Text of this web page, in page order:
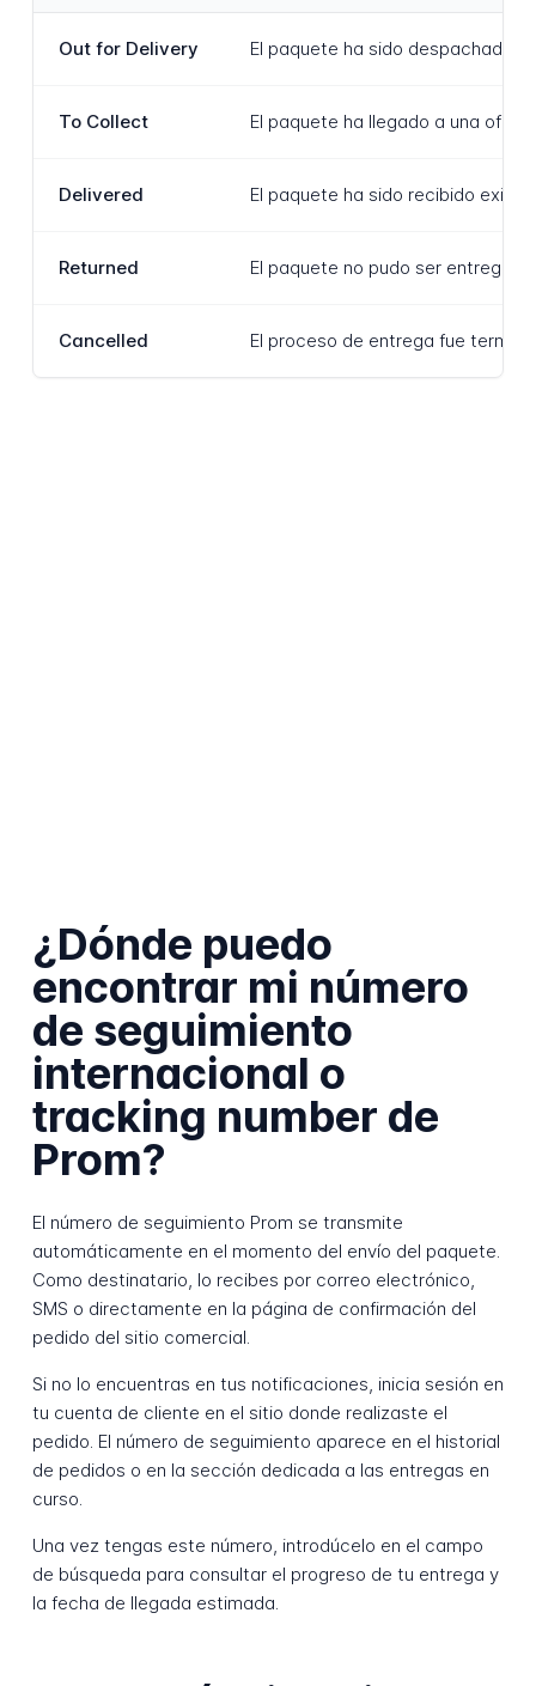
Out for Delivery El paquete ha sido despachado
To Collect El paquete ha llegado a una
Delivered El paquete ha sido recibido
Returned El paquete no pudo ser
Cancelled El proceso de entrega fue
¿Dónde puedo
encontrar mi número
de seguimiento
internacional o
tracking number de
Prom?
El número de seguimiento Prom se transmite
automáticamente en el momento del envío del paquete.
Como destinatario, lo recibes por correo electrónico,
SMS o directamente en la página de confirmación del
pedido del sitio comercial.
Si no lo encuentras en tus notificaciones, inicia sesión en
tu cuenta de cliente en el sitio donde realizaste el
pedido. El número de seguimiento aparece en el historial
de pedidos o en la sección dedicada a las entregas en
curso.
Una vez tengas este número, introdúcelo en el campo
de búsqueda para consultar el progreso de tu entrega y
la fecha de llegada estimada.